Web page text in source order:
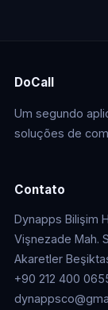
DoCall
Um segundo
soluções de
Contato
Dynapps Bilişim
Vişnezade Mah.
Akaretler
+90 212 400